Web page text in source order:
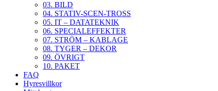
03. BILD
04. STATIV-SCEN-TROSS
05. IT – DATATEKNIK
06. SPECIALEFFEKTER
07. STRÖM – KABLAGE
08. TYGER – DEKOR
09. ÖVRIGT
10. PAKET
FAQ
Hyresvillkor